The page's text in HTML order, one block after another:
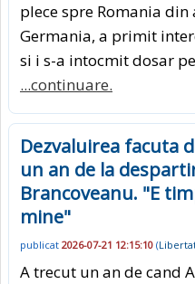
plece spre Romania
Germania, a primit
si i s-a intocmit dosar
...continuare.
Dezvaluirea facuta
un an de la
Brancoveanu. "E
mine"
publicat 2026-07-21 12:15:10 (
A trecut un an de cand